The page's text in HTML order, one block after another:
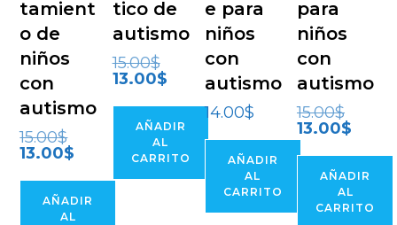
tamient
o de
niños
con
autismo
15.00$El
precio
original
15.00$.
13.00$
13.00$.
AÑADIR
AL
tico de
autismo
15.00$El
precio
original
15.00$.
13.00$El
precio
13.00$.
AÑADIR
AL
CARRITO
e para
niños
con
autismo
14.00$
AÑADIR
AL
CARRITO
para
niños
con
autismo
15.00$El
precio
original
15.00$.
13.00$
13.00$.
AÑADIR
AL
CARRITO